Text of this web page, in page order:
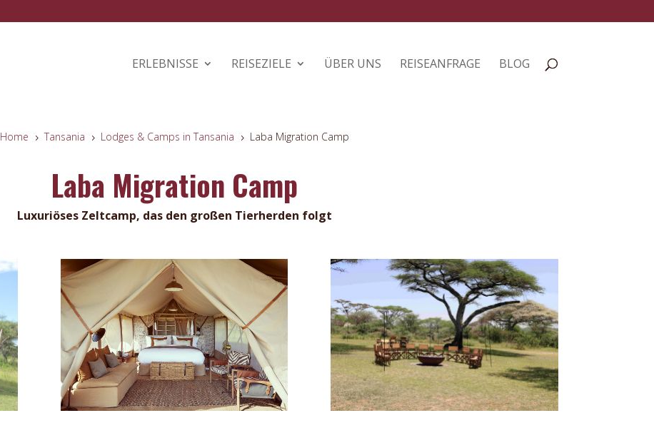
ERLEBNISSE REISEZIELE ÜBER UNS REISEANFRAGE BLOG
Home 5 Tansania 5 Lodges & Camps in Tansania 5 Laba Migration Camp
Laba Migration Camp
Luxuriöses Zeltcamp, das den großen Tierherden folgt